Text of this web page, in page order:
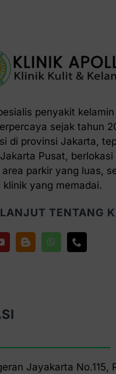
penyakit
sejak tahun
di provinsi Jakarta,
Pusat,
area parkir yang luas,
yang memadai.
TENTANG
Jayakarta No.115,